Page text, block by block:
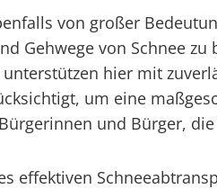
von großer
Gehwege von Schnee
hier mit
um eine
und Bürger,
effektiven